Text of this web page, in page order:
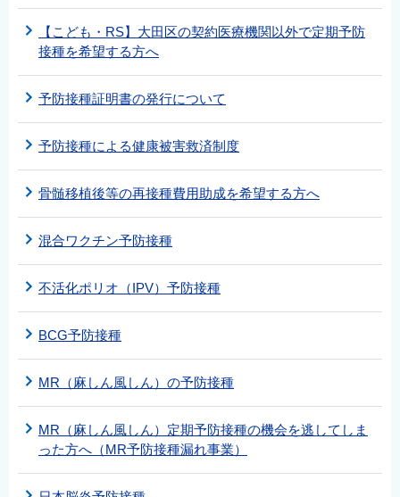
【こども・RS】大田区の契約医療機関以外で定期予防
接種を希望する方へ
予防接種証明書の発行について
予防接種による健康被害救済制度
骨髄移植後等の再接種費用助成を希望する方へ
混合ワクチン予防接種
不活化ポリオ（IPV）予防接種
BCG予防接種
MR（麻しん風しん）の予防接種
MR（麻しん風しん）定期予防接種の機会を逃してしま
った方へ（MR予防接種漏れ事業）